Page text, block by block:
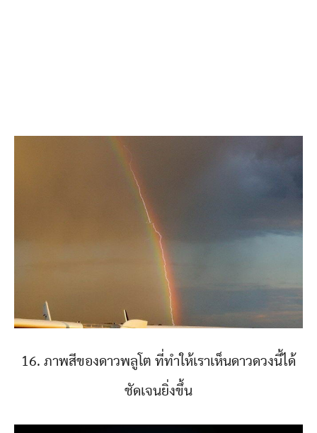
16. ภาพสีของดาวพลูโต ที่ทำให้เราเห็นดาวดวงนี้ได้
ชัดเจนยิ่งขึ้น